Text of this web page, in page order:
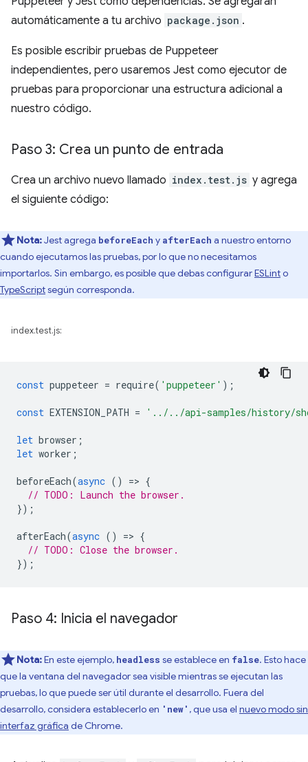
automáticamente a tu archivo package.json .
Es posible escribir pruebas de Puppeteer
independientes, pero usaremos Jest como ejecutor de
pruebas para proporcionar una estructura adicional a
nuestro código.
Paso 3: Crea un punto de entrada
Crea un archivo nuevo llamado index.test.js y agrega
el siguiente código:
Nota:Jest agrega beforeEach y afterEach a nuestro entorno
cuando ejecutamos las pruebas, por lo que no necesitamos
importarlos. Sin embargo, es posible que debas configurarESLinto
TypeScriptsegún corresponda.
index.test.js:
const puppeteer = require( 'puppeteer' );
const EXTENSION_PATH = '../../api-samples/history/
let browser ;
let worker ;
beforeEach(async () => {
// TODO: Launch the browser.
});
afterEach(async () => {
// TODO: Close the browser.
});
Paso 4: Inicia el navegador
Nota:En este ejemplo, headless se establece en false. Esto hace
que la ventana del navegador sea visible mientras se ejecutan las
pruebas, lo que puede ser útil durante el desarrollo. Fuera del
desarrollo, considera establecerlo en 'new' , que usa el nuevo modo sin
interfaz gráfica de Chrome.